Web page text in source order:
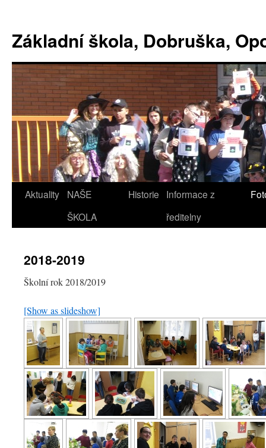
Základní škola, Dobruška,
Aktuality
NAŠE
ŠKOLA
Historie
Informace z
ředitelny
2018-2019
Školní rok 2018/2019
[Show as slideshow]